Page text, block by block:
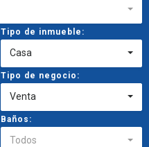
Tipo de inmueble:
Casa
Tipo de negocio:
Venta
Baños:
Todos